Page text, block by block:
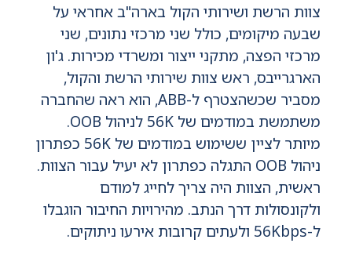
צוות הרשת ושירותי הקול בארה"ב אחראי על
שבעה מיקומים, כולל שני מרכזי נתונים, שני
מרכזי הפצה, מתקני ייצור ומשרדי מכירות. ג'ון
הארגרייבס, ראש צוות שירותי הרשת והקול,
מסביר שכשהצטרף ל-ABB, הוא ראה שהחברה
משתמשת במודמים של 56K לניהול OOB.
מיותר לציין ששימוש במודמים של 56K כפתרון
ניהול OOB התגלה כפתרון לא יעיל עבור הצוות.
ראשית, הצוות היה צריך לחייג למודם
ולקונסולות דרך הנתב. מהירויות החיבור הוגבלו
ל-56Kbps ולעתים קרובות אירעו ניתוקים.